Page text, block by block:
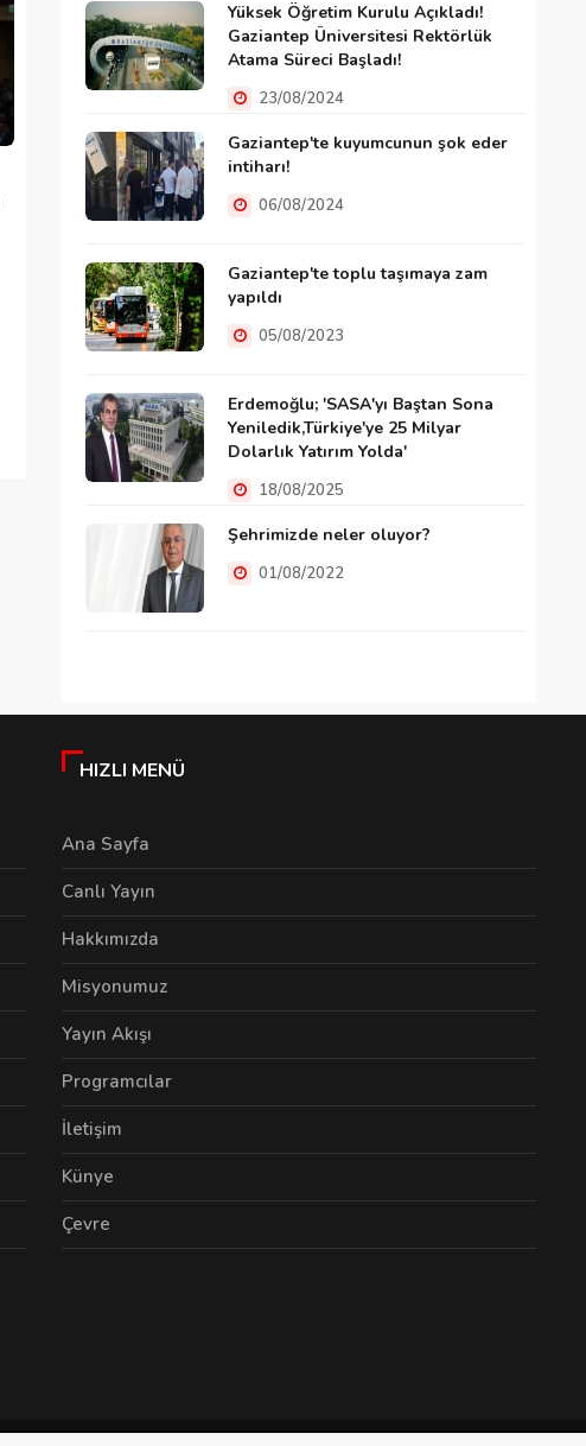
Yüksek Öğretim Kurulu Açıkladı!
Gaziantep Üniversitesi Rektörlük
Atama Süreci Başladı!
23/08/2024
Gaziantep'te kuyumcunun şok eder
intiharı!
06/08/2024
Gaziantep'te toplu taşımaya zam
yapıldı
05/08/2023
Erdemoğlu; 'SASA'yı Baştan Sona
Yeniledik,Türkiye'ye 25 Milyar
Dolarlık Yatırım Yolda'
18/08/2025
Şehrimizde neler oluyor?
01/08/2022
HIZLI MENÜ
Ana Sayfa
Canlı Yayın
Hakkımızda
Misyonumuz
Yayın Akışı
Programcılar
İletişim
Künye
Çevre